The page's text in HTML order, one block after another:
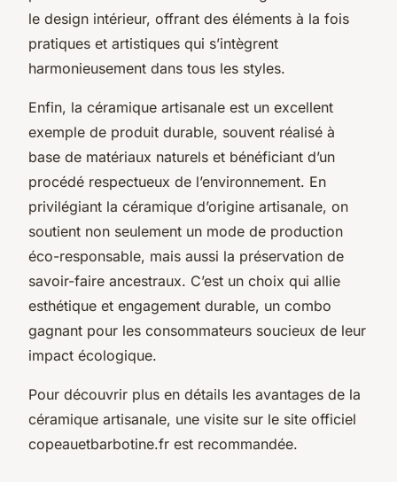
le design intérieur, offrant des éléments à la fois
pratiques et artistiques qui s’intègrent
harmonieusement dans tous les styles.
Enfin, la céramique artisanale est un excellent
exemple de produit durable, souvent réalisé à
base de matériaux naturels et bénéficiant d’un
procédé respectueux de l’environnement. En
privilégiant la céramique d’origine artisanale, on
soutient non seulement un mode de production
éco-responsable, mais aussi la préservation de
savoir-faire ancestraux. C’est un choix qui allie
esthétique et engagement durable, un combo
gagnant pour les consommateurs soucieux de leur
impact écologique.
Pour découvrir plus en détails les avantages de la
céramique artisanale, une visite sur le site officiel
copeauetbarbotine.fr est recommandée.